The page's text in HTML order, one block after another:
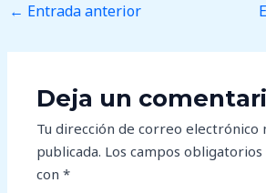
← Entrada anterior
Deja un
Tu dirección de correo electrónico
publicada. Los campos
con*